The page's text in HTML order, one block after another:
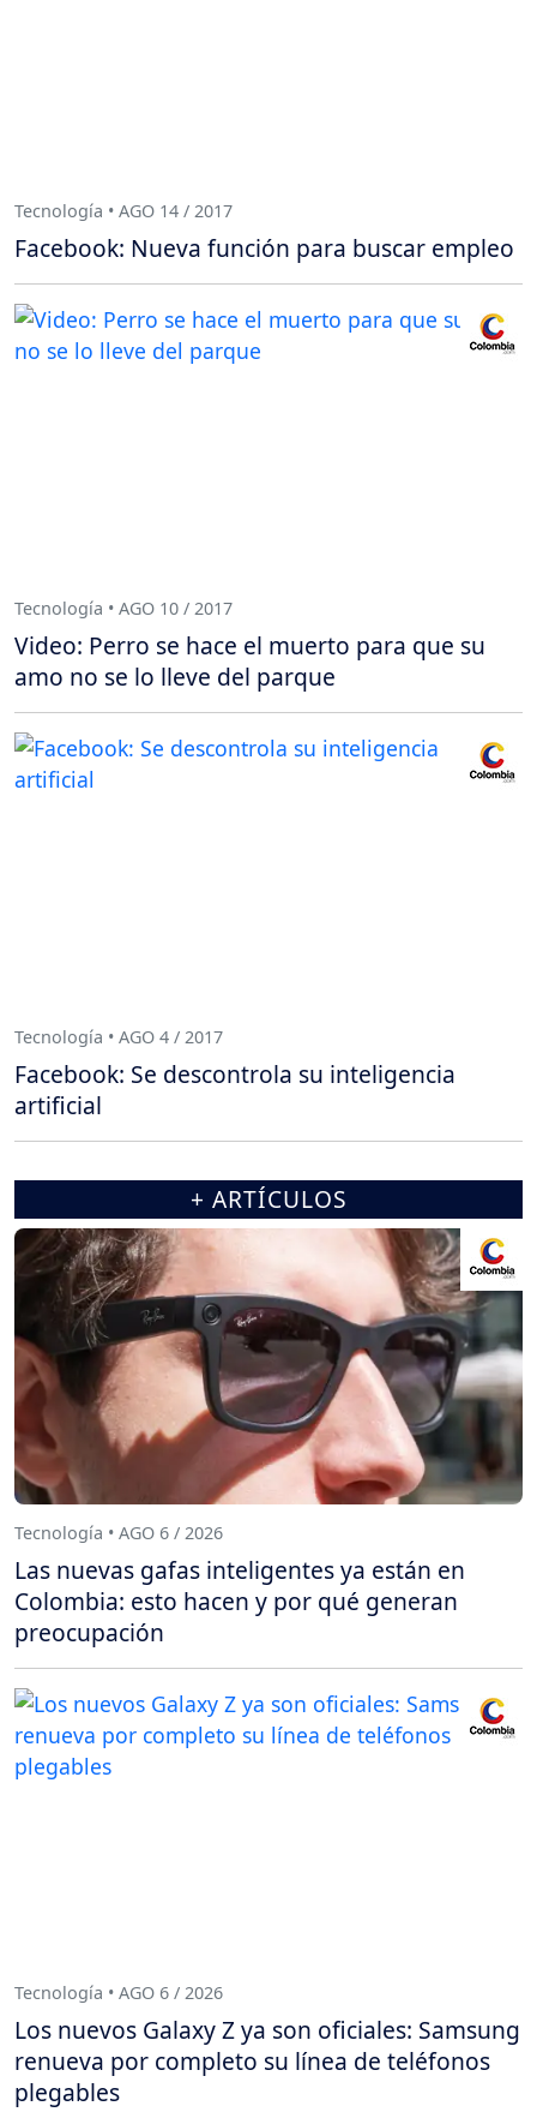
Tecnología • AGO 14 / 2017
Facebook: Nueva función para buscar empleo
Tecnología • AGO 10 / 2017
Video: Perro se hace el muerto para que su
amo no se lo lleve del parque
Tecnología • AGO 4 / 2017
Facebook: Se descontrola su inteligencia
artificial
+ ARTÍCULOS
Tecnología • AGO 6 / 2026
Las nuevas gafas inteligentes ya están en
Colombia: esto hacen y por qué generan
preocupación
Tecnología • AGO 6 / 2026
Los nuevos Galaxy Z ya son oficiales: Samsung
renueva por completo su línea de teléfonos
plegables